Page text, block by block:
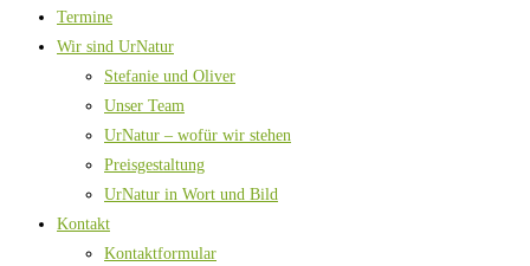
Termine
Wir sind UrNatur
Stefanie und Oliver
Unser Team
UrNatur – wofür wir stehen
Preisgestaltung
UrNatur in Wort und Bild
Kontakt
Kontaktformular